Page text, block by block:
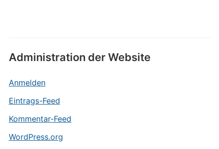
Administration der Website
Anmelden
Eintrags-Feed
Kommentar-Feed
WordPress.org